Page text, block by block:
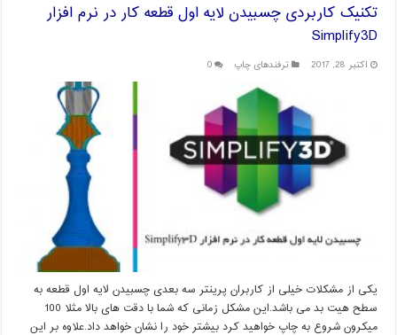
تکنیک کاربردی چسبیدن لایه اول قطعه کار در نرم افزار
Simplify3D
اکتبر 28, 2017 ترفندهای چاپ 0
یکی از مشکلات خیلی از کاربران پرینتر سه بعدی چسبیدن لایه اول قطعه به
سطح هیت بد می باشد.این مشکل زمانی که شما با دقت های بالا مثلا 100
میکرون شروع به چاپ خواهید کرد بیشتر خود را نشان خواهد داد.علاوه بر این